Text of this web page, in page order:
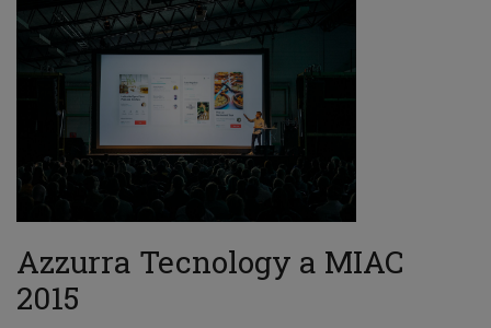
Azzurra Tecnology a MIAC
2015